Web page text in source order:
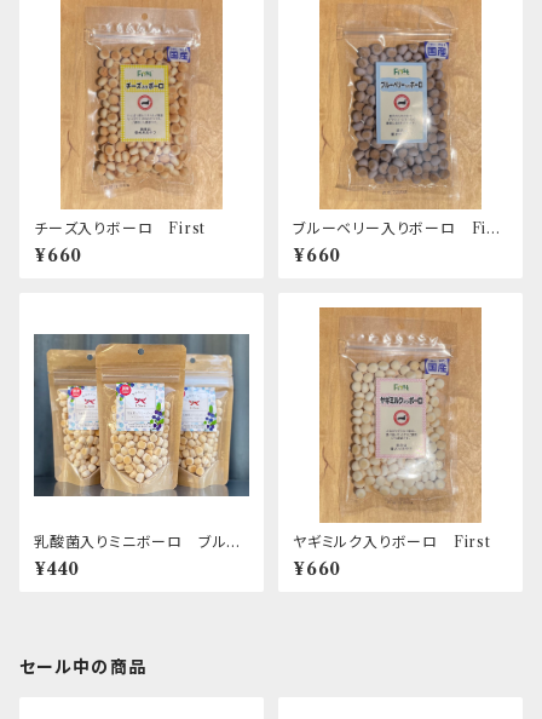
チーズ入りボーロ First
¥660
ブルーベリー入りボーロ Firs
t
¥660
乳酸菌入りミニボーロ ブルー
ベリー
¥440
ヤギミルク入りボーロ First
¥660
セール中の商品